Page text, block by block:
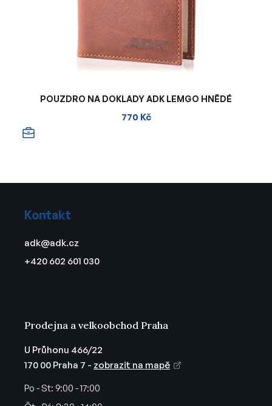
POUZDRO NA DOKLADY ADK LEMGO HNĚDÉ
770 Kč
Kontakt
adk@adk.cz
+420 602 601 030
Prodejna a velkoobchod Praha
U Průhonu 466/22
170 00 Praha 7 - zobrazit na mapě
Po - St: 9:00 - 17:00